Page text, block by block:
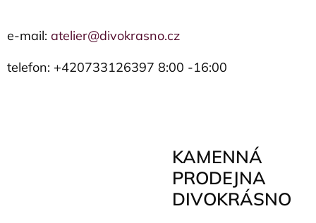
e-mail: atelier@divokrasno.cz
telefon: +420733126397 8:00 -16:00
KAMENNÁ
PRODEJNA
DIVOKRÁSNO